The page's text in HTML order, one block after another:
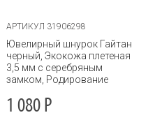
АРТИКУЛ 31906298
Ювелирный шнурок Гайтан
черный, Экокожа плетеная
3,5 мм с серебряным
замком, Родирование
1 080 Р